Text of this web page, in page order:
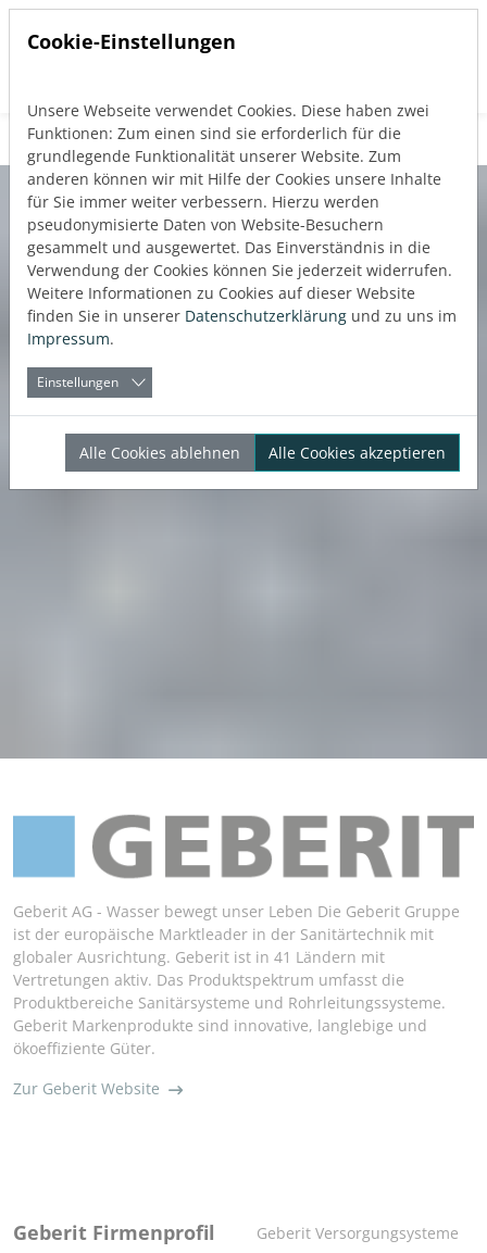
Direkt zur Hauptnavigation springen
Direkt zum Inhalt springen
Geberit AG - Wasser bewegt unser Leben Die Geberit Gruppe
ist der europäische Marktleader in der Sanitärtechnik mit
globaler Ausrichtung. Geberit ist in 41 Ländern mit
Vertretungen aktiv. Das Produktspektrum umfasst die
Produktbereiche Sanitärsysteme und Rohrleitungssysteme.
Geberit Markenprodukte sind innovative, langlebige und
ökoeffiziente Güter.
Zur Geberit Website
Geberit Firmenprofil
Geberit Versorgungsysteme
Cookie-Einstellungen
Unsere Webseite verwendet Cookies. Diese haben zwei
Funktionen: Zum einen sind sie erforderlich für die
grundlegende Funktionalität unserer Website. Zum
anderen können wir mit Hilfe der Cookies unsere Inhalte
für Sie immer weiter verbessern. Hierzu werden
pseudonymisierte Daten von Website-Besuchern
gesammelt und ausgewertet. Das Einverständnis in die
Verwendung der Cookies können Sie jederzeit widerrufen.
Weitere Informationen zu Cookies auf dieser Website
finden Sie in unserer Datenschutzerklärung und zu uns im
Impressum.
Einstellungen
Alle Cookies ablehnen Alle Cookies akzeptieren